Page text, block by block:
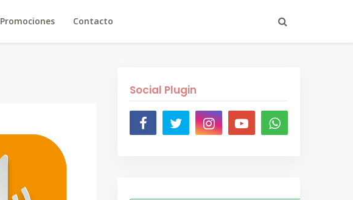
Promociones Contacto
Social Plugin